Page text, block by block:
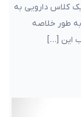
کلاس دارویی به
پپتید شبه گلوکاگون ۱» یا به طور خلاصه